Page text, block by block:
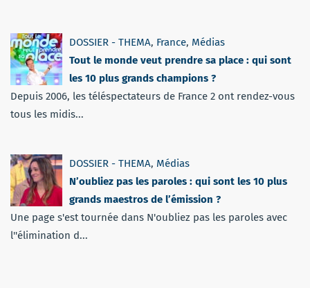
DOSSIER - THEMA, France, Médias
Tout le monde veut prendre sa place : qui sont
les 10 plus grands champions ?
Depuis 2006, les téléspectateurs de France 2 ont rendez-vous
tous les midis...
DOSSIER - THEMA, Médias
N’oubliez pas les paroles : qui sont les 10 plus
grands maestros de l’émission ?
Une page s'est tournée dans N'oubliez pas les paroles avec
l''élimination d...